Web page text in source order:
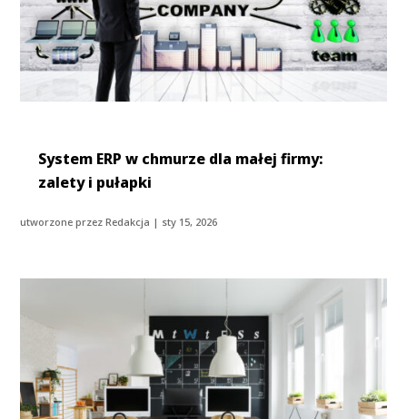
System ERP w chmurze dla małej firmy:
zalety i pułapki
utworzone przezRedakcja | sty 15, 2026